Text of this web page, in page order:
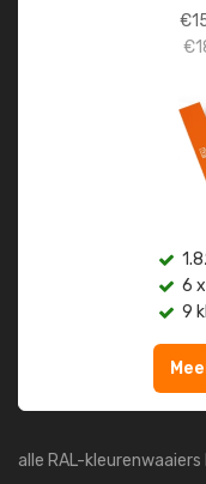
€
€
6
9
alle RAL-kleurenwaaiers